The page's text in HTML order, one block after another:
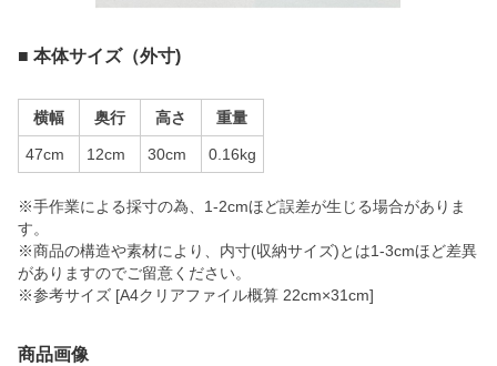
■ 本体サイズ（外寸)
横幅 奥行 高さ 重量
47cm 12cm 30cm 0.16kg
※手作業による採寸の為、1-2cmほど誤差が生じる場合がありま
す。
※商品の構造や素材により、内寸(収納サイズ)とは1-3cmほど差異
がありますのでご留意ください。
※参考サイズ [A4クリアファイル概算 22cm×31cm]
商品画像